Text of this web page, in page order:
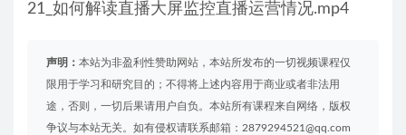
21_如何解读直播大屏监控直播运营情况.mp4
声明： 本站为非盈利性赞助网站，本站所发布的一切视频课程仅
限用于学习和研究目的；不得将上述内容用于商业或者非法用
途，否则，一切后果请用户自负。本站所有课程来自网络，版权
争议与本站无关。如有侵权请联系邮箱：2879294521@qq.com